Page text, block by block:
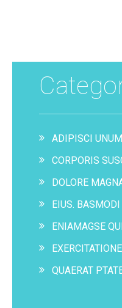
ADIPISCI
CORPORIS
DOLORE
EIUS.
ENIAMAGSE
QUAERAT